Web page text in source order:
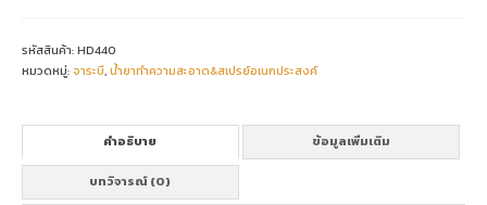
รหัสสินค้า:HD440
หมวดหมู่:จาระบี,น้ำยาทำความสะอาด&สเปรย์อเนกประสงค์
คำอธิบาย ข้อมูลเพิ่มเติม
บทวิจารณ์ (0)